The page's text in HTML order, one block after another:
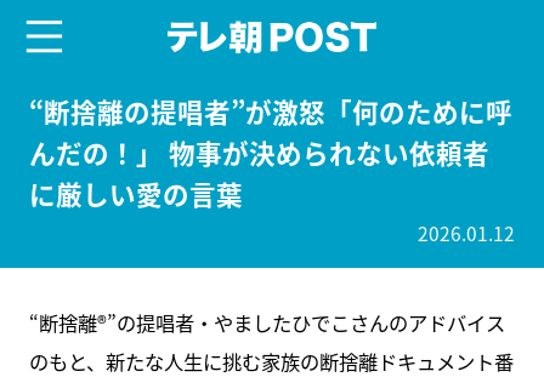
“断捨離の提唱者”が激怒「何のために呼
んだの！」 物事が決められない依頼者
に厳しい愛の言葉
2026.01.12
“断捨離®”の提唱者・やましたひでこさんのアドバイス
のもと、新たな人生に挑む家族の断捨離ドキュメント番